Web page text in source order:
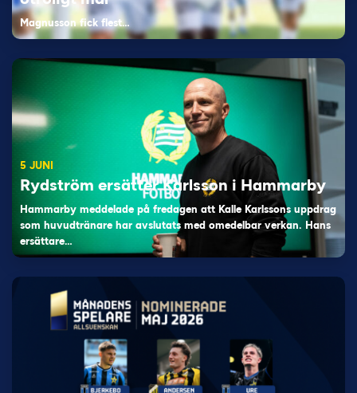
Magnusson fick flest…
5 JUNI
Rydström ersätter Karlsson i Hammarby
Hammarby meddelade på fredagen att Kalle Karlssons uppdrag
som huvudtränare har avslutats med omedelbar verkan. Hans
ersättare…